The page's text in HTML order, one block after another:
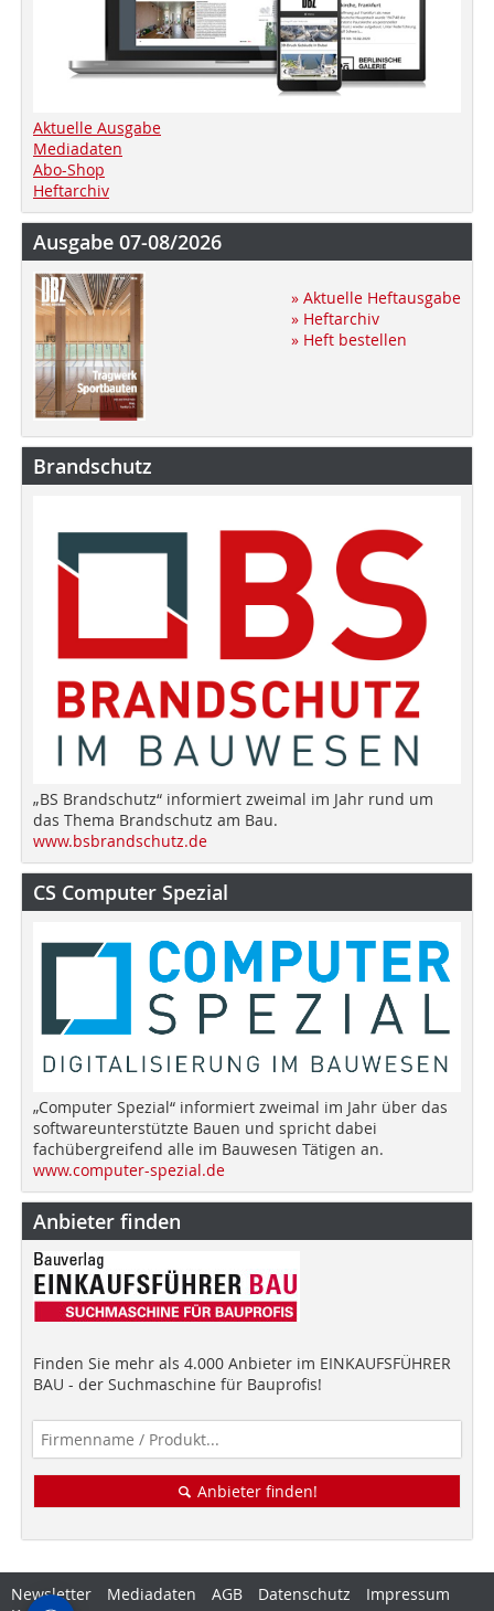
Aktuelle Ausgabe
Mediadaten
Abo-Shop
Heftarchiv
Ausgabe 07-08/2026
» Aktuelle Heftausgabe
» Heftarchiv
» Heft bestellen
Brandschutz
„BS Brandschutz“ informiert zweimal im Jahr rund um
das Thema Brandschutz am Bau.
www.bsbrandschutz.de
CS Computer Spezial
„Computer Spezial“ informiert zweimal im Jahr über das
softwareunterstützte Bauen und spricht dabei
fachübergreifend alle im Bauwesen Tätigen an.
www.computer-spezial.de
Anbieter finden
Finden Sie mehr als 4.000 Anbieter im EINKAUFSFÜHRER
BAU - der Suchmaschine für Bauprofis!
Anbieter finden!
Newsletter Mediadaten AGB Datenschutz
Impressum